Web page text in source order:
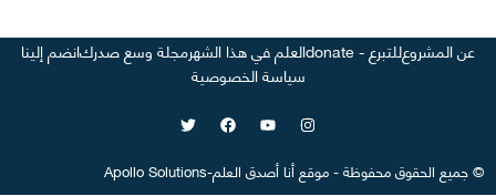
عن المشروعللتبرع - donate العلم في هذا الشهرمجلة وسع صدركانضم إلينا
سياسة الخصوصية
©جميع الحقوق محفوظة-موقعأنا أصدق العلم-
Apollo Solutions